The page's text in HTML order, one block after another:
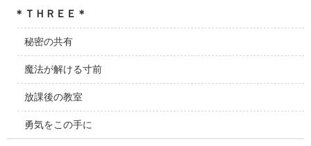
＊ＴＨＲＥＥ＊
秘密の共有
魔法が解ける寸前
放課後の教室
勇気をこの手に